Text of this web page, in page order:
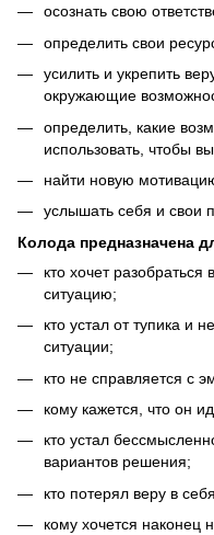
осознать свою
определить свои
усилить и укрепить
окружающие
определить, какие
использовать, чтобы
найти новую
услышать себя и свои
Колода предназначена
кто хочет
ситуацию;
кто устал от тупика и
ситуации;
кто не справляется с
кому кажется, что он
кто устал
вариантов решения;
кто потерял веру в
кому хочется наконец